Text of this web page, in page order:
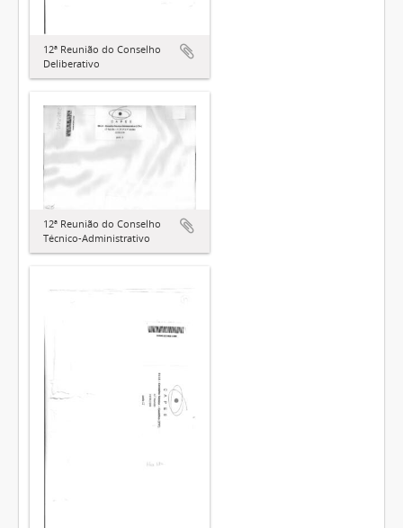
12ª Reunião do Conselho
Deliberativo
12ª Reunião do Conselho
Técnico-Administrativo